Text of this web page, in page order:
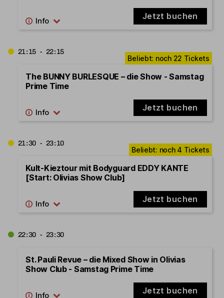
Jetzt buchen
21:15 - 22:15
The BUNNY BURLESQUE – die Show - Samstag
Prime Time
Jetzt buchen
21:30 - 23:10
Kult-Kieztour mit Bodyguard EDDY KANTE
[Start: Olivias Show Club]
Jetzt buchen
22:30 - 23:30
St. Pauli Revue – die Mixed Show in Olivias
Show Club - Samstag Prime Time
Jetzt buchen